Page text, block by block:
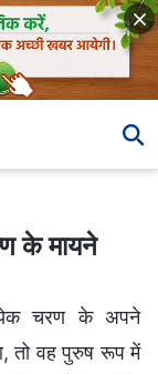
के मायने
चरण के अपने
तो वह पुरुष रूप में